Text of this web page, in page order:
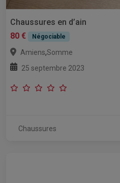
Chaussures en d’ain
80 €
Négociable
Amiens,Somme
25 septembre 2023
Chaussures